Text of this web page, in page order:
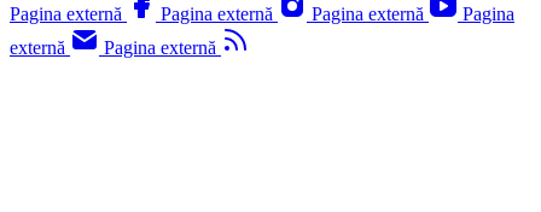
Pagina externă
Pagina externă Pagina externă
Pagina
externă
Pagina externă